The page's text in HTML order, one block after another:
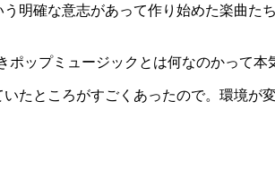
明確な意志があって作り始めた楽曲
プミュージックとは何なのかって本
たところがすごくあったので。環境